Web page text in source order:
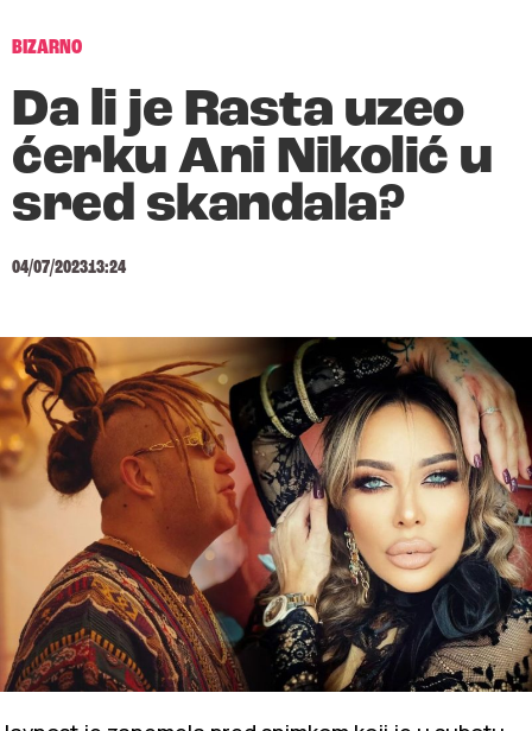
BIZARNO
Da li je Rasta uzeo
ćerku Ani Nikolić u
sred skandala?
04/07/202313:24